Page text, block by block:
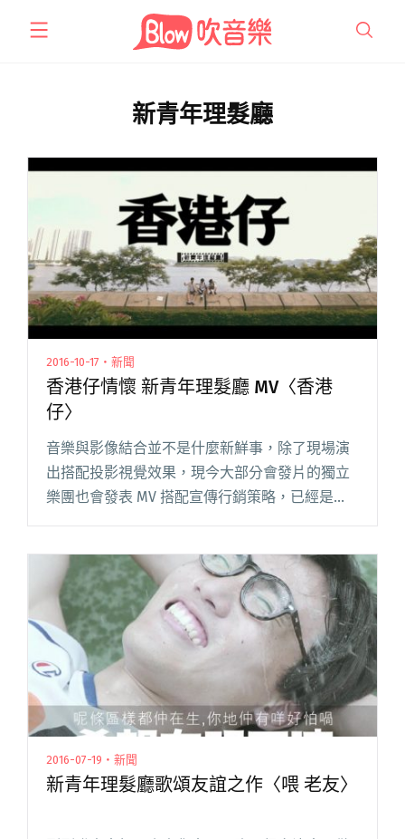
新青年理髮廳
2016-10-17・新聞
香港仔情懷 新青年理髮廳 MV〈香港
仔〉
音樂與影像結合並不是什麼新鮮事，除了現場演
出搭配投影視覺效果，現今大部分會發片的獨立
樂團也會發表 MV 搭配宣傳行銷策略，已經是
「恆常程序」的步驟，素來強於此項的香港獨立
意新青年理髮廳的樂迷都知道閱讀全文 "香港仔
情懷 新青年理髮廳 MV〈香港仔〉"
2016-07-19・新聞
新青年理髮廳歌頌友誼之作〈喂 老友〉